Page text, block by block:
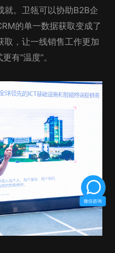
就。卫瓴可以协助B2B企
的单一数据获取变成了
取，让一线销售工作更加
有“温度”。
微信咨询